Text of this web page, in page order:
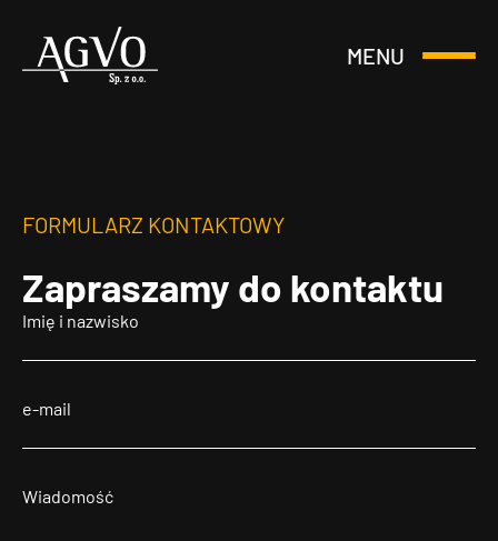
Header
MENU
Otwórz
FORMULARZ KONTAKTOWY
Zapraszamy do kontaktu